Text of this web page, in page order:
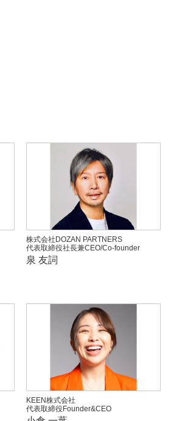
株式会社DOZAN PARTNERS
代表取締役社長兼CEO/Co-founder
泉 友詞
KEEN株式会社
代表取締役Founder&CEO